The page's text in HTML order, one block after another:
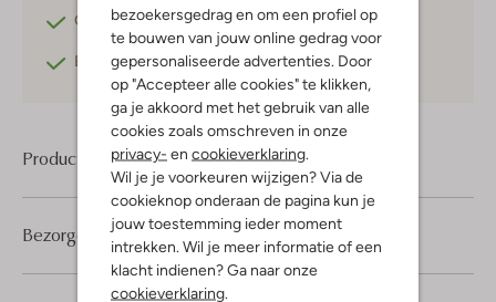
bezoekersgedrag en om een profiel op
te bouwen van jouw online gedrag voor
gepersonaliseerde advertenties. Door
op "Accepteer alle cookies" te klikken,
ga je akkoord met het gebruik van alle
cookies zoals omschreven in onze
privacy- en cookieverklaring
Wil je je voorkeuren wijzigen? Via de
cookieknop onderaan de pagina kun je
jouw toestemming ieder moment
intrekken. Wil je meer informatie of een
klacht indienen? Ga naar onze
cookieverklaring
Gratis retournerenbinnen 30 dagen*
Betaal achterafmet Klarna
Product informatie
Bezorgen & retourneren